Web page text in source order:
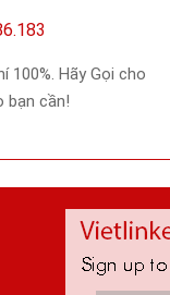
100%. Hãy Gọi cho
bạn cần!